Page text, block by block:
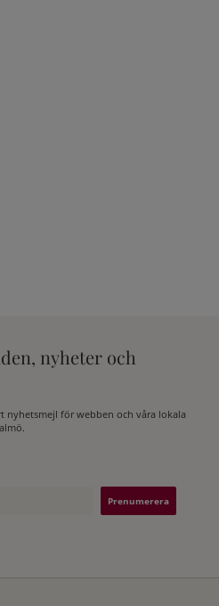
nyheter och
nyhetsmejl för webben och våra lokala
på: